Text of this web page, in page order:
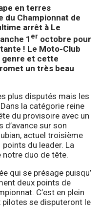
en terres
du Championnat de
arrêt à Le
1 er octobre pour
! Le Moto-Club
genre et cette
un très beau
plus disputés mais les
la catégorie reine
du provisoire avec un
sur son
actuel troisième
points du leader. La
duo de tête.
qui se présage puisqu’
deux points de
C’est en plein
pilotes se disputeront le